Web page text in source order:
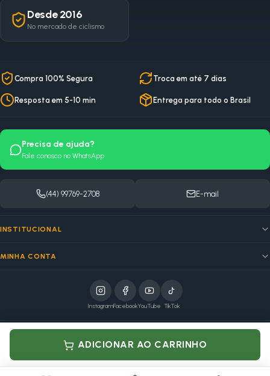
ADICIONAR AO CARRINHO
Desde 2016
No mercado de ciclismo
Compra 100% Segura Troca em até 7 dias
Resposta em 5-10 min Entrega para todo o Brasil
Precisa de ajuda?
Fale conosco no WhatsApp
(44) 99769-2708 E-mail
INSTITUCIONAL
MINHA CONTA
InstagramFacebookYouTube TikTok
Pagamento processado por Mercado Pago
MSB VOLPATO COMERCIO DE PEÇAS · CNPJ: 08.964.836/0001-18